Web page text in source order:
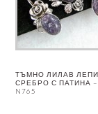
ТЪМНО ЛИЛАВ
СРЕБРО С ПАТИНА
N765